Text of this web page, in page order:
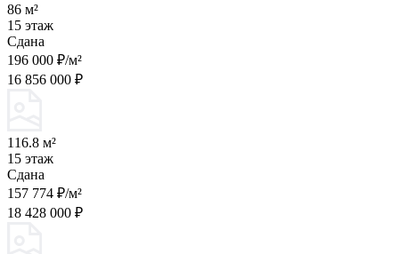
86 м²
15 этаж
Сдана
196 000 ₽/м²
16 856 000 ₽
116.8 м²
15 этаж
Сдана
157 774 ₽/м²
18 428 000 ₽